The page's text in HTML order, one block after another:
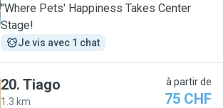
"Where Pets' Happiness Takes Center
Stage!
Je vis avec 1 chat
20. Tiago
1.3 km
à partir de
75 CHF